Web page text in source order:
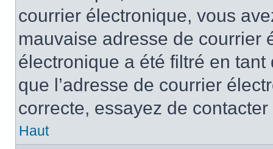
courrier électronique, vous
mauvaise adresse de courrier
électronique a été filtré en
que l’adresse de courrier
correcte, essayez de
Haut